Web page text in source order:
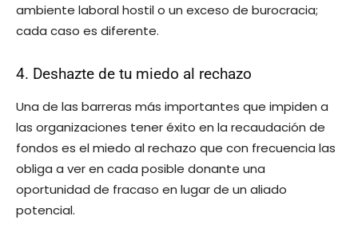
ambiente laboral hostil o un exceso de burocracia;
cada caso es diferente.
4. Deshazte de tu miedo al rechazo
Una de las barreras más importantes que impiden a
las organizaciones tener éxito en la recaudación de
fondos es el miedo al rechazo que con frecuencia las
obliga a ver en cada posible donante una
oportunidad de fracaso en lugar de un aliado
potencial.